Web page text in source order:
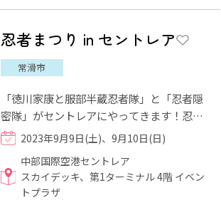
忍者まつり in セントレア
常滑市
「徳川家康と服部半蔵忍者隊」と「忍者隠
密隊」がセントレアにやってきます！忍者
にゆかりのある、伊賀、甲賀のゲートウェ
イであるセントレアで、...
2023年9月9日(土)、9月10日(日)
中部国際空港セントレア
スカイデッキ、第1ターミナル 4階 イベン
トプラザ